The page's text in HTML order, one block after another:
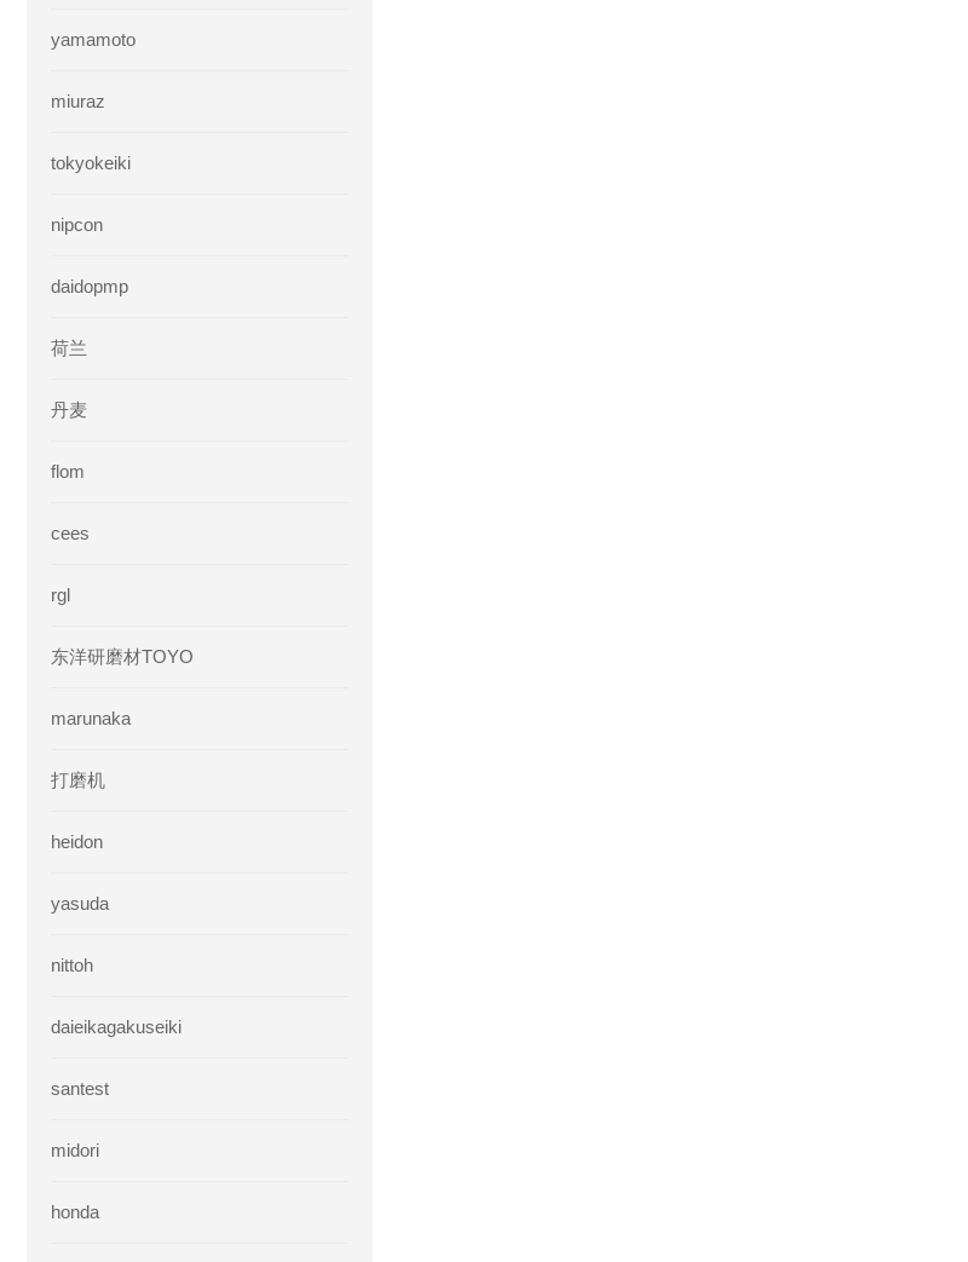
yamamoto
miuraz
tokyokeiki
nipcon
daidopmp
荷兰
丹麦
flom
cees
rgl
东洋研磨材TOYO
marunaka
打磨机
heidon
yasuda
nittoh
daieikagakuseiki
santest
midori
honda